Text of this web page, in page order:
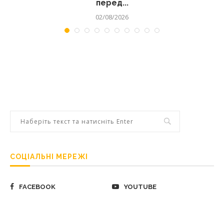
перед...
02/08/2026
СОЦІАЛЬНІ МЕРЕЖІ
FACEBOOK YOUTUBE